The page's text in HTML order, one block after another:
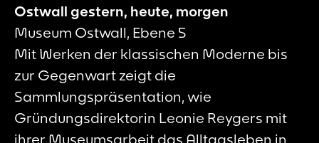
Ostwall gestern, heute, morgen
Museum Ostwall, Ebene 5
Mit Werken der klassischen Moderne bis
zur Gegenwart zeigt die
Sammlungspräsentation, wie
Gründungsdirektorin Leonie Reygers mit
ihrer Museumsarbeit das Alltagsleben in